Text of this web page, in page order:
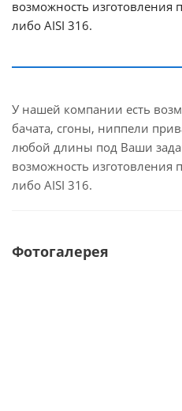
возможность изготовления
либо AISI 316.
У нашей компании есть
бачата, сгоны, ниппели
любой длины под Ваши
возможность изготовления
либо AISI 316.
Фотогалерея